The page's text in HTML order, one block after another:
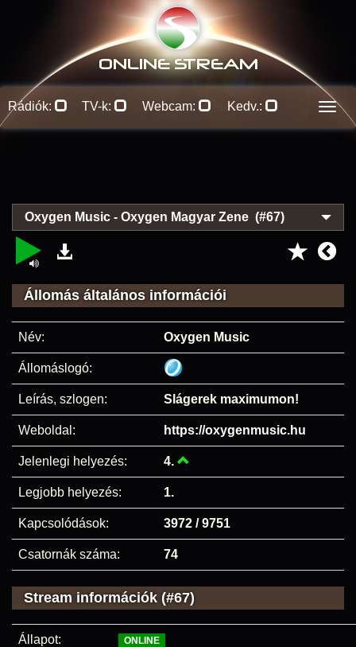
ONLINE STREAM
Rádiók: TV-k: Webcam: Kedv.:
Oxygen Music - Oxygen Magyar Zene (#67)
Állomás általános információi
Név: Oxygen Music
Állomáslogó:
Leírás, szlogen: Slágerek maximumon!
Weboldal: https://oxygenmusic.hu
Jelenlegi helyezés: 4.
Legjobb helyezés: 1.
Kapcsolódások: 3972 / 9751
Csatornák száma: 74
Stream információk (#67)
Állapot: ONLINE